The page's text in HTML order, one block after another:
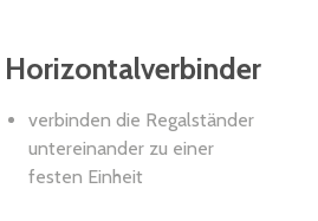
Horizontalverbinder
verbinden die Regalständer
untereinander zu einer
festen Einheit